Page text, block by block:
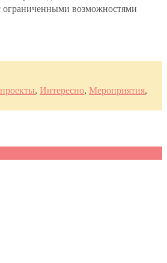
ограниченными возможностями
, Интересно, Мероприятия,